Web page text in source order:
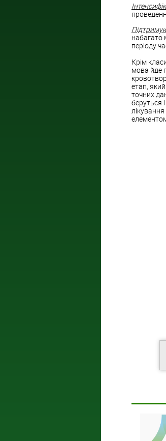
набагато
періоду
Крім
мова йде
етап,
точних
беруться